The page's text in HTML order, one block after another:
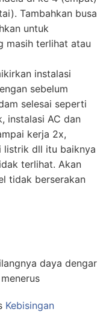
Tambahkan busa
untuk
masih terlihat atau
instalasi
sebelum
selesai seperti
instalasi AC dan
kerja 2x,
listrik dll itu baiknya
terlihat. Akan
tidak berserakan
daya dengar
Kebisingan